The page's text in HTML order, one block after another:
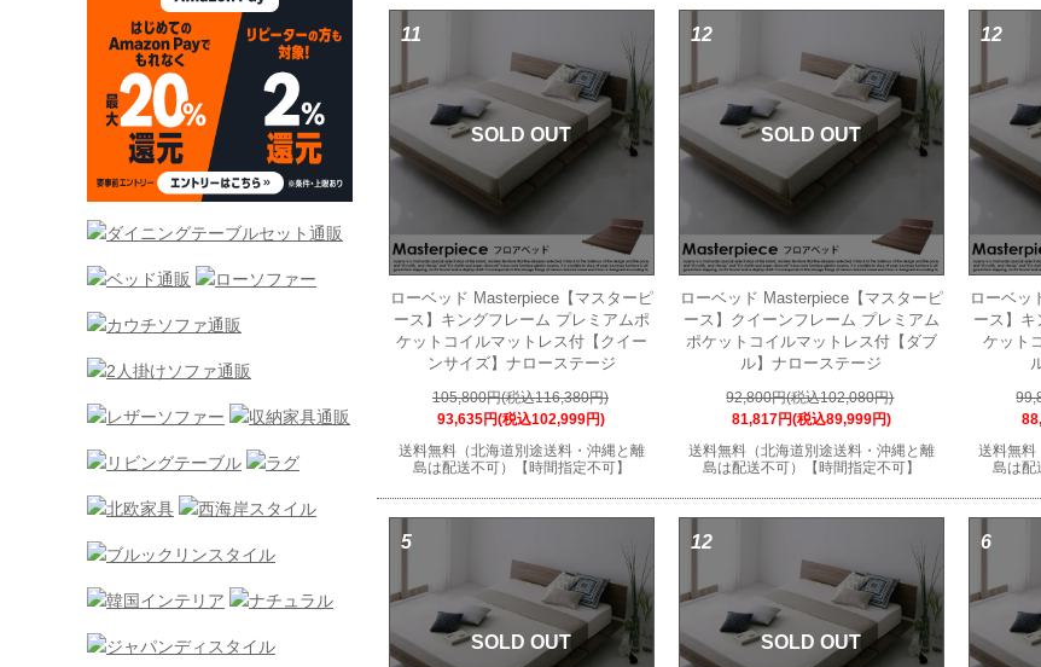
11
SOLD OUT
ローベッド Masterpiece【マスターピ
ース】キングフレーム プレミアムポ
ケットコイルマットレス付【クイー
ンサイズ】ナローステージ
105,800円(税込116,380円)
93,635円(税込102,999円)
送料無料（北海道別途送料・沖縄と離
島は配送不可）【時間指定不可】
12
SOLD OUT
ローベッド Masterpiece【マスターピ
ース】クイーンフレーム プレミアム
ポケットコイルマットレス付【ダブ
ル】ナローステージ
92,800円(税込102,080円)
81,817円(税込89,999円)
送料無料（北海道別途送料・沖縄と離
島は配送不可）【時間指定不可】
12
ローベッ
ース】キ
ケット
送料無料
島は配
5
SOLD OUT
12
SOLD OUT
6